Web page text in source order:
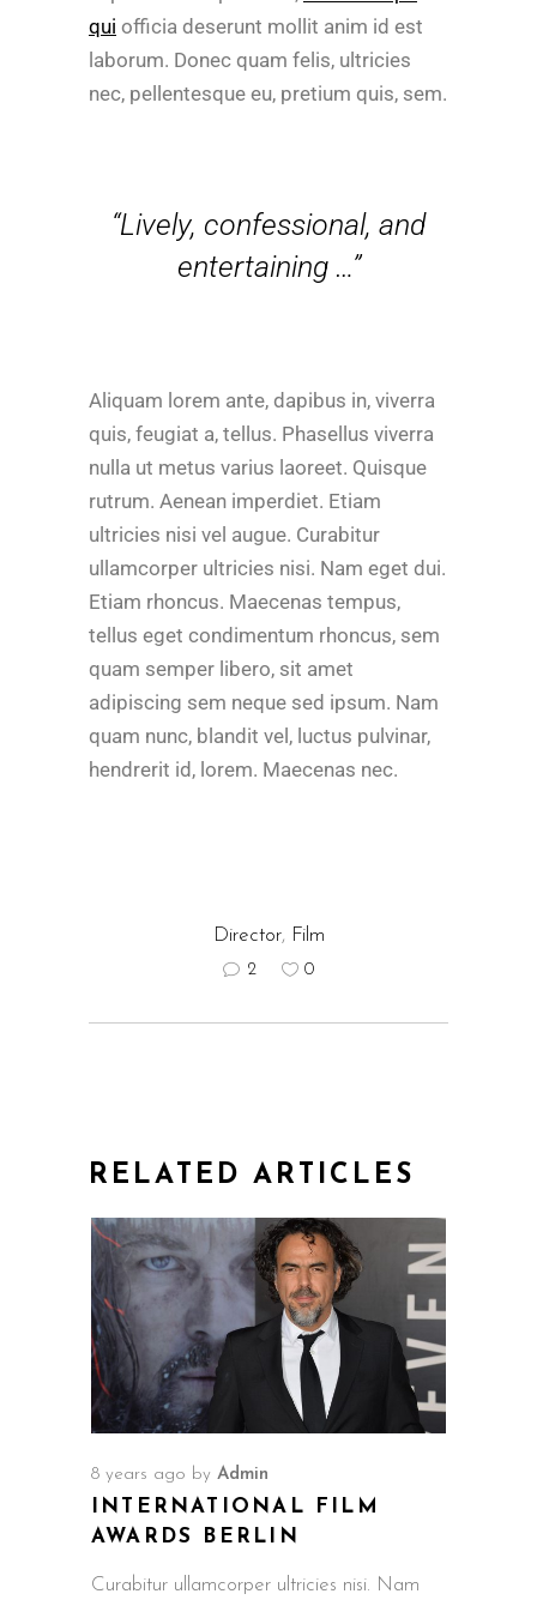
qui officia deserunt mollit anim id est
laborum. Donec quam felis, ultricies
nec, pellentesque eu, pretium quis, sem.
“Lively, confessional, and
entertaining …”
Aliquam lorem ante, dapibus in, viverra
quis, feugiat a, tellus. Phasellus viverra
nulla ut metus varius laoreet. Quisque
rutrum. Aenean imperdiet. Etiam
ultricies nisi vel augue. Curabitur
ullamcorper ultricies nisi. Nam eget dui.
Etiam rhoncus. Maecenas tempus,
tellus eget condimentum rhoncus, sem
quam semper libero, sit amet
adipiscing sem neque sed ipsum. Nam
quam nunc, blandit vel, luctus pulvinar,
hendrerit id, lorem. Maecenas nec.
Director, Film
2 0
RELATED ARTICLES
8 years ago by Admin
INTERNATIONAL FILM
AWARDS BERLIN
Curabitur ullamcorper ultricies nisi. Nam